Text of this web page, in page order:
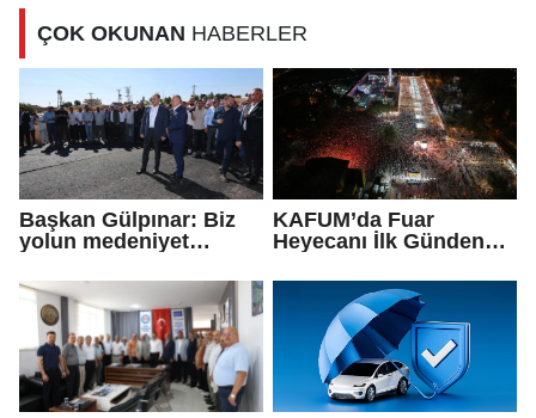
ziyaret: Gönül
köprülerini
güçlendirmeye devam
ÇOK OKUNAN HABERLER
Başkan Gülpınar: Biz
yolun medeniyet
KAFUM’da Fuar
Heyecanı İlk Günden